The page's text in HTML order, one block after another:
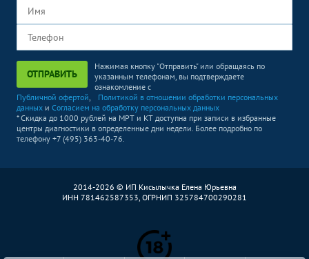
ОТПРАВИТЬ
Нажимая кнопку "Отправить" или обращаясь по
указанным телефонам, вы подтверждаете
ознакомление с
Публичной офертой,
Политикой в отношении обработки персональных
данных и Согласием на обработку персональных данных
* Скидка до 1000 рублей на МРТ и КТ доступна при записи в избранные
центры диагностики в определенные дни недели. Более подробно по
телефону +7 (495) 363-40-76.
2014-2026 © ИП Кисылычка Елена Юрьевна
ИНН 781462587353, ОГРНИП 325784700290281